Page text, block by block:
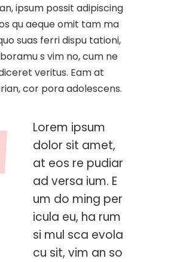
ipsum possit adipiscing
qu aeque omit tam ma
suas ferri dispu tationi,
s vim no, cum ne
veritus. Eam at
cor pora adolescens.
Lorem ipsum
dolor sit amet,
at eos re pudiar
ad versa ium. E
um do ming per
icula eu, ha rum
si mul sca evola
cu sit, vim an so